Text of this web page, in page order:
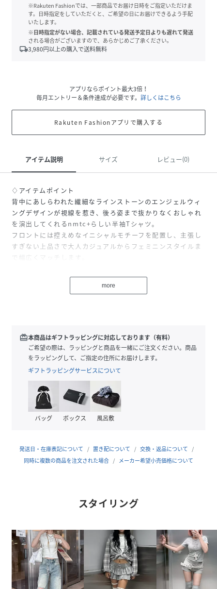
※Rakuten Fashionでは、一部商品でお届け日時をご指定いただけま
す。日時指定をしていただくと、ご希望の日にお届けできるよう手配
いたします。
※日時指定がない場合、記載されている発送予定日よりも遅れて発送
される場合がございますので、あらかじめご了承ください。
local_shipping3,980円以上の購入で送料無料
アプリならポイント最大3倍！
毎月エントリー＆条件達成が必要です。 詳しくはこちら
Rakuten Fashionアプリで購入する
アイテム説明 サイズ レビュー(0)
♢アイテムポイント
背中にあしらわれた繊細なラインストーンのエンジェルウィ
ングデザインが視線を惹き、後ろ姿まで抜かりなくおしゃれ
を演出してくれるnmtc+らしい半袖Tシャツ。
フロントには控えめなイニシャルモチーフを配置し、主張し
すぎない上品さで大人カジュアルからフェミニンスタイルま
で幅広くマッチします。
ルアップ効果も期待でき、デニムやスカート、リラックスウ
ェアとしても活躍する着回し力の高い一枚です。
伸縮性：高い
裏地：無し
♢着用画像はフラッシュの加減で実際の製品と色味等が異な
る場合がございますので、詳細のズームアップ画像をご確認
ください。
♢サイズは、測定方法と測定者によって誤差があります。素
♢ブランド説明
"NevermindtheXU"(ネバーマインドザエックスユー/エック
レクトを展開するショップChikashitsu+(チカシツプラス)
そんな２ショップを掛け合わせ、独自の感性で解釈し直した
性別問わず使用可能なアパレル、小物を展開するセレクトシ
ョップnmtc+(エヌエムティーシープラス)
世界中からピックアップした多彩なアイテムを展開し、トレ
more
redeem本商品はギフトラッピングに対応しております（有料）
ご希望の際は、ラッピングと商品を一緒にご注文ください。商品
をラッピングして、ご指定の住所にお届けします。
ギフトラッピングサービスについて
バッグ ボックス 風呂敷
発送日・在庫表記について 置き配について
交換・返品について
同時に複数の商品を注文された場合
メーカー希望小売価格について
スタイリング